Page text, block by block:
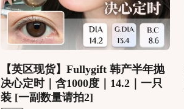
【英区现货】Fullygift 韩产半年抛
决心定时｜含1000度｜14.2｜一只
装 [一副数量请拍2]